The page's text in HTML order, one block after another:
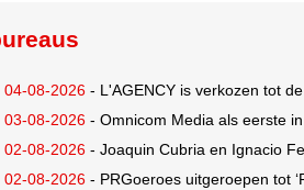
04-08-2026 - L'AGENCY is verkozen tot
03-08-2026 - Omnicom Media als eerste
02-08-2026 - Joaquin Cubria en Ignacio
02-08-2026 - PRGoeroes uitgeroepen tot